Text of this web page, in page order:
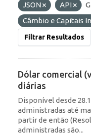
JSON
API
Câmbio e Capitais
Filtrar Resultados
Dólar comercial
diárias
Disponível desde
administradas até
partir de então
administradas são...